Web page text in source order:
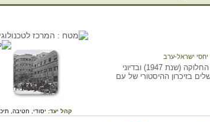
יחסי ישראל-ערב
מידע על ירושלים כבירת ישראל - על מעמד ירושלים בתכנית החלוקה (שנת 1947) ובדיוני
ירושלים בזיכרון ההיסטורי של עם
קהל יעד: יסודי, חטיבה,